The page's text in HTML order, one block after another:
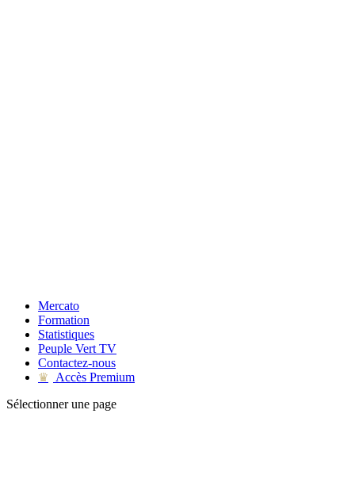
Mercato
Formation
Statistiques
Peuple Vert TV
Contactez-nous
♛
Accès Premium
Sélectionner une page